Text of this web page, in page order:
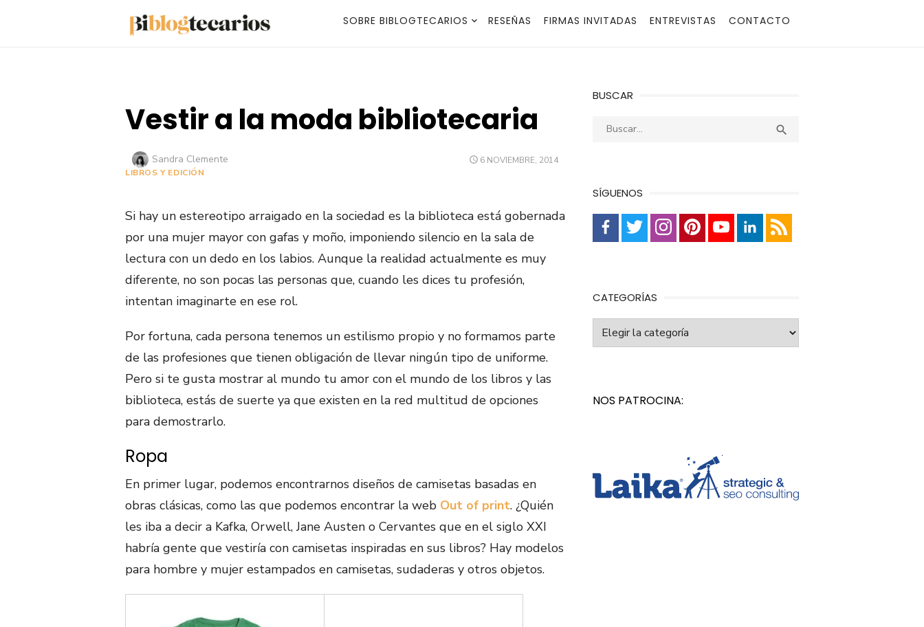
SOBRE BIBLOGTECARIOS RESEÑAS FIRMAS INVITADAS ENTREVISTAS CONTACTO
Vestir a la moda bibliotecaria
PUBLICADO
6 NOVIEMBRE, 2014
Autor
Sandra Clemente
LIBROS Y EDICIÓN
Si hay un estereotipo arraigado en la sociedad es la biblioteca está gobernada
por una mujer mayor con gafas y moño, imponiendo silencio en la sala de
lectura con un dedo en los labios. Aunque la realidad actualmente es muy
diferente, no son pocas las personas que, cuando les dices tu profesión,
intentan imaginarte en ese rol.
Por fortuna, cada persona tenemos un estilismo propio y no formamos parte
de las profesiones que tienen obligación de llevar ningún tipo de uniforme.
Pero si te gusta mostrar al mundo tu amor con el mundo de los libros y las
biblioteca, estás de suerte ya que existen en la red multitud de opciones
para demostrarlo.
Ropa
En primer lugar, podemos encontrarnos diseños de camisetas basadas en
obras clásicas, como las que podemos encontrar la web Out of print. ¿Quién
les iba a decir a Kafka, Orwell, Jane Austen o Cervantes que en el siglo XXI
habría gente que vestiría con camisetas inspiradas en sus libros? Hay modelos
para hombre y mujer estampados en camisetas, sudaderas y otros objetos.
BUSCAR
Buscar: 
SÍGUENOS
CATEGORÍAS
NOS PATROCINA: